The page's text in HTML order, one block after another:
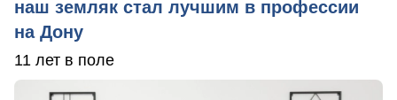
наш земляк стал лучшим в профессии
на Дону
11 лет в поле